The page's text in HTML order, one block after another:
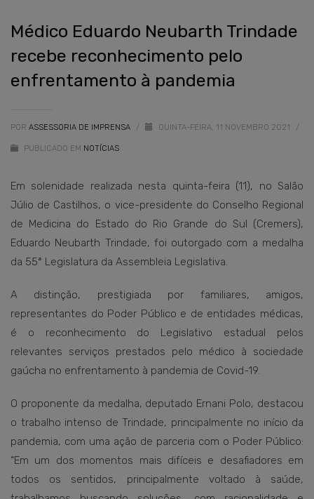
Médico Eduardo Neubarth Trindade
recebe reconhecimento pelo
enfrentamento à pandemia
POR ASSESSORIA DE IMPRENSA / QUINTA-FEIRA, 11 NOVEMBRO 2021 /
PUBLICADO EM NOTÍCIAS
Em solenidade realizada nesta quinta-feira (11), no Salão
Júlio de Castilhos, o vice-presidente do Conselho Regional
de Medicina do Estado do Rio Grande do Sul (Cremers),
Eduardo Neubarth Trindade, foi outorgado com a medalha
da 55ª Legislatura da Assembleia Legislativa.
A distinção, prestigiada por familiares, amigos,
representantes do Poder Público e de entidades médicas,
é o reconhecimento do Legislativo estadual pelos
relevantes serviços prestados pelo médico à sociedade
gaúcha no enfrentamento à pandemia de Covid-19.
O proponente da medalha, deputado Ernani Polo, destacou
o trabalho intenso de Trindade, principalmente no início da
pandemia, com uma ação de parceria com o Poder Público:
“Em um dos momentos mais difíceis e desafiadores em
todos os sentidos, principalmente voltado à saúde,